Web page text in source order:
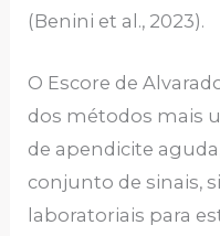
(Benini et al., 2023).
O Escore de
dos métodos mais
de apendicite
conjunto de sinais,
laboratoriais para